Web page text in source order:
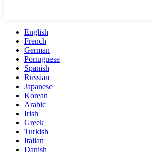
English
French
German
Portuguese
Spanish
Russian
Japanese
Korean
Arabic
Irish
Greek
Turkish
Italian
Danish